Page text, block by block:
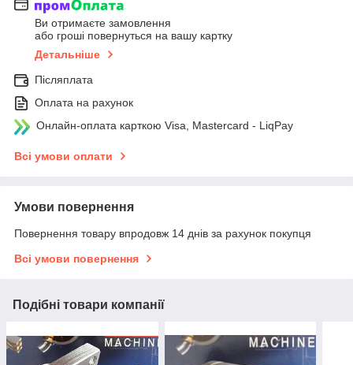
Ви отримаєте замовлення
або гроші повернуться на вашу картку
Детальніше
Післяплата
Оплата на рахунок
Онлайн-оплата карткою Visa, Mastercard - LiqPay
Всі умови оплати
Умови повернення
Повернення товару впродовж 14 днів за рахунок покупця
Всі умови повернення
Подібні товари компанії